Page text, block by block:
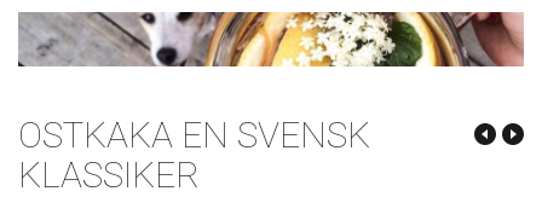
OSTKAKA EN SVENSK
KLASSIKER